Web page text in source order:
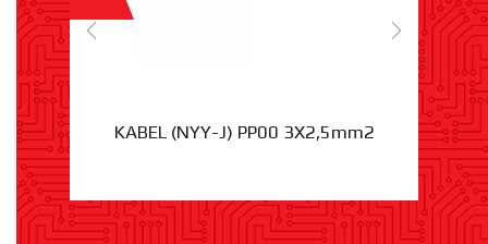
KABEL (NYY-J) PP00 3X2,5mm2